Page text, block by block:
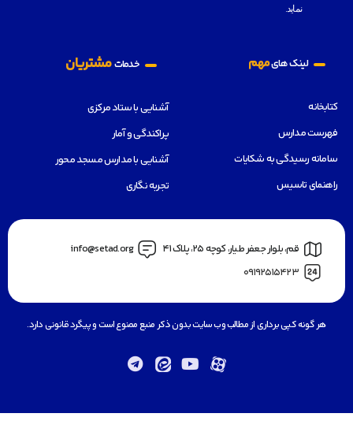
نمايد.
لینک هایمهم
کتابخانه
فهرست مدارس
سامانه رسیدگی به شکایات
راهنمای تاسیس
خدماتمشتریان
آشنایی با ستاد مرکزی
پراکندگی و آمار
آشنایی با مدارس مسجد محور
تجربه نگاری
قم، بلوار جعفر طيار، كوچه ٢٥، پلاک 41
info@setad.org
09192515423
هر گونه کپی برداری از مطالب وب سایت بدون ذکر منبع ممنوع است و پیگرد قانونی دارد.